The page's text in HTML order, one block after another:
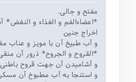
مفتح و جالی.
*اعضاءالفم و الغذاء و
اخراج جنین
و آب طبیخ آن با مویز و عناب
*القروح و الجروح* ذرور آن
و آشامیدن آن جهت قروح
و استنجا به آب مطبوخ آن